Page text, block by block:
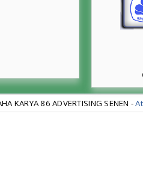
KARYA 86 ADVERTISING SENEN -